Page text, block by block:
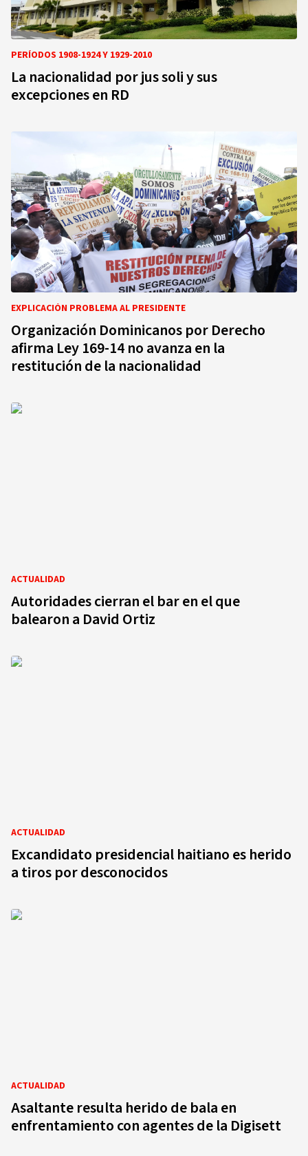
PERÍODOS 1908-1924 Y 1929-2010
La nacionalidad por jus soli y sus
excepciones en RD
EXPLICACIÓN PROBLEMA AL PRESIDENTE
Organización Dominicanos por Derecho
afirma Ley 169-14 no avanza en la
restitución de la nacionalidad
ACTUALIDAD
Autoridades cierran el bar en el que
balearon a David Ortiz
ACTUALIDAD
Excandidato presidencial haitiano es herido
a tiros por desconocidos
ACTUALIDAD
Asaltante resulta herido de bala en
enfrentamiento con agentes de la Digisett